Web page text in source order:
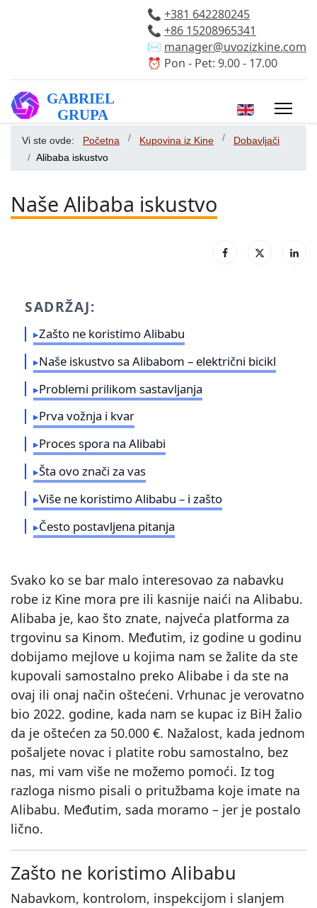
📞 +381 642280245
📞 +86 15208965341
✉️ manager@uvozizkine.com
⏰ Pon - Pet: 9.00 - 17.00
Izaberite vaš
Vi ste ovde: Početna Kupovina iz Kine
Dobavljači
Alibaba iskustvo
Naše Alibaba iskustvo
SADRŽAJ:
Zašto ne koristimo Alibabu
Naše iskustvo sa Alibabom – električni bicikl
Problemi prilikom sastavljanja
Prva vožnja i kvar
Proces spora na Alibabi
Šta ovo znači za vas
Više ne koristimo Alibabu – i zašto
Često postavljena pitanja
Svako ko se bar malo interesovao za nabavku
robe iz Kine mora pre ili kasnije naići na Alibabu.
Alibaba je, kao što znate, najveća platforma za
trgovinu sa Kinom. Međutim, iz godine u godinu
dobijamo mejlove u kojima nam se žalite da ste
kupovali samostalno preko Alibabe i da ste na
ovaj ili onaj način oštećeni. Vrhunac je verovatno
bio 2022. godine, kada nam se kupac iz BiH žalio
da je oštećen za 50.000 €. Nažalost, kada jednom
pošaljete novac i platite robu samostalno, bez
nas, mi vam više ne možemo pomoći. Iz tog
razloga nismo pisali o pritužbama koje imate na
Alibabu. Međutim, sada moramo – jer je postalo
lično.
Zašto ne koristimo Alibabu
Nabavkom, kontrolom, inspekcijom i slanjem